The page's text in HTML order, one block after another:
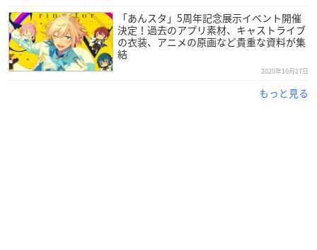
「あんスタ」5周年記念展示イベント開催
決定！過去のアプリ素材、キャストライブ
の衣装、アニメの原画など貴重な資料が集
結
2020年10月27日
もっと見る